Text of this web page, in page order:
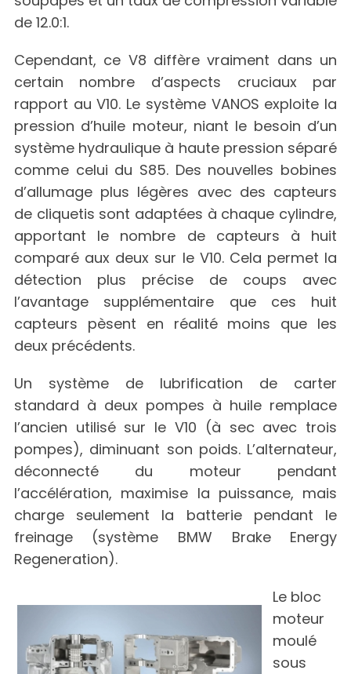
de 12.0:1.
Cependant, ce V8 diffère vraiment dans un
certain nombre d’aspects cruciaux par
rapport au V10. Le système VANOS exploite la
pression d’huile moteur, niant le besoin d’un
système hydraulique à haute pression séparé
comme celui du S85. Des nouvelles bobines
d’allumage plus légères avec des capteurs
de cliquetis sont adaptées à chaque cylindre,
apportant le nombre de capteurs à huit
comparé aux deux sur le V10. Cela permet la
détection plus précise de coups avec
l’avantage supplémentaire que ces huit
capteurs pèsent en réalité moins que les
deux précédents.
Un système de lubrification de carter
standard à deux pompes à huile remplace
l’ancien utilisé sur le V10 (à sec avec trois
pompes), diminuant son poids. L’alternateur,
déconnecté du moteur pendant
l’accélération, maximise la puissance, mais
charge seulement la batterie pendant le
freinage (système BMW Brake Energy
Regeneration).
Le bloc
moteur
moulé
sous